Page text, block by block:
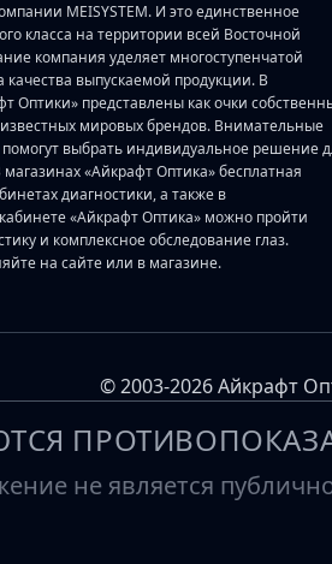
MEISYSTEM. И это единственное
класса на территории всей Восточной
компания уделяет многоступенчатой
выпускаемой продукции. В
Оптики» представлены как очки
известных мировых брендов. Внимательные
выбрать индивидуальное решение
магазинах «Айкрафт Оптика» бесплатная
диагностики, а также в
«Айкрафт Оптика» можно пройти
и комплексное обследование глаз.
на сайте или в магазине.
© 2003-2026 Айкрафт
не является